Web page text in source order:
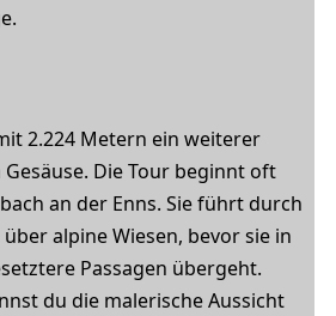
2.224 Metern ein weiterer
Die Tour beginnt oft
an der Enns. Sie führt durch
alpine Wiesen, bevor sie in
Passagen übergeht.
du die malerische Aussicht